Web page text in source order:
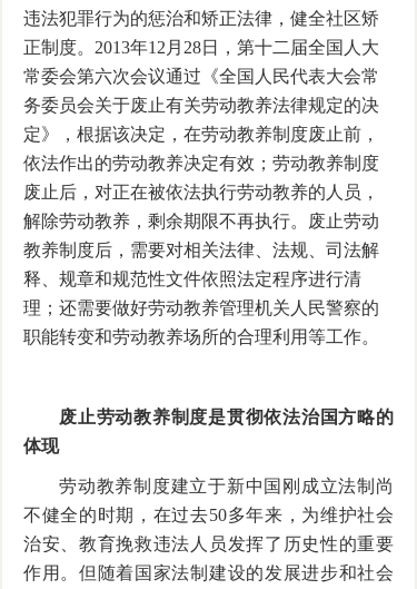
违法犯罪行为的惩治和矫正法律，健全社区矫
正制度。2013年12月28日，第十二届全国人大
常委会第六次会议通过《全国人民代表大会常
务委员会关于废止有关劳动教养法律规定的决
定》，根据该决定，在劳动教养制度废止前，
依法作出的劳动教养决定有效；劳动教养制度
废止后，对正在被依法执行劳动教养的人员，
解除劳动教养，剩余期限不再执行。废止劳动
教养制度后，需要对相关法律、法规、司法解
释、规章和规范性文件依照法定程序进行清
理；还需要做好劳动教养管理机关人民警察的
职能转变和劳动教养场所的合理利用等工作。
废止劳动教养制度是贯彻依法治国方略的
体现
劳动教养制度建立于新中国刚成立法制尚
不健全的时期，在过去50多年来，为维护社会
治安、教育挽救违法人员发挥了历史性的重要
作用。但随着国家法制建设的发展进步和社会